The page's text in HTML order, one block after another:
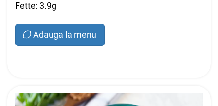
Fette: 3.9g
Adauga la menu